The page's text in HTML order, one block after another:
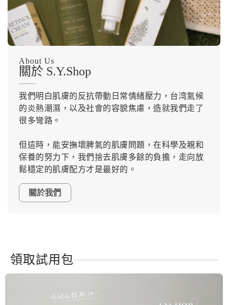
About Us
關於 S.Y.Shop
我們明白肌膚的反抗帶動日常情緒壓力，台湾氣候
的炎熱潮濕，以及社會的容貌焦慮，造就我們走了
很多彎路。
但這時，能安撫壞脾氣的肌膚問題，在科學及親和
保養的努力下，我們捨去肌膚多餘的負擔，走向放
鬆穩定的肌膚配方才是最好的。
關於我們
領取試用包